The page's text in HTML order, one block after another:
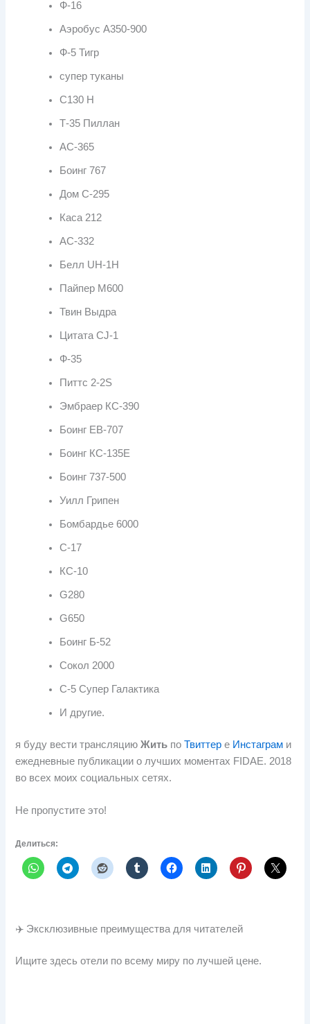
Ф-16
Аэробус А350-900
Ф-5 Тигр
супер туканы
С130 Н
Т-35 Пиллан
АС-365
Боинг 767
Дом С-295
Каса 212
АС-332
Белл UH-1H
Пайпер М600
Твин Выдра
Цитата CJ-1
Ф-35
Питтс 2-2S
Эмбраер КС-390
Боинг ЕВ-707
Боинг КС-135Е
Боинг 737-500
Уилл Грипен
Бомбардье 6000
С-17
КС-10
G280
G650
Боинг Б-52
Сокол 2000
С-5 Супер Галактика
И другие.
я буду вести трансляциюЖить поТвиттер е Инстаграм и
ежедневные публикации о лучших моментах FIDAE. 2018
во всех моих социальных сетях.
Не пропустите это!
Делиться:
✈️ Эксклюзивные преимущества для читателей
Ищите здесь отели по всему миру по лучшей цене.